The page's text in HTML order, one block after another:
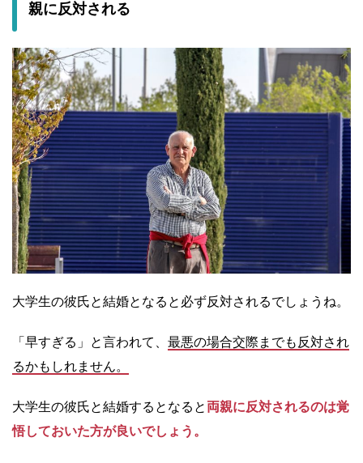
親に反対される
大学生の彼氏と結婚となると必ず反対されるでしょうね。
「早すぎる」と言われて、 最悪の場合交際までも反対され
るかもしれません。
大学生の彼氏と結婚するとなると 両親に反対されるのは覚
悟しておいた方が良いでしょう。